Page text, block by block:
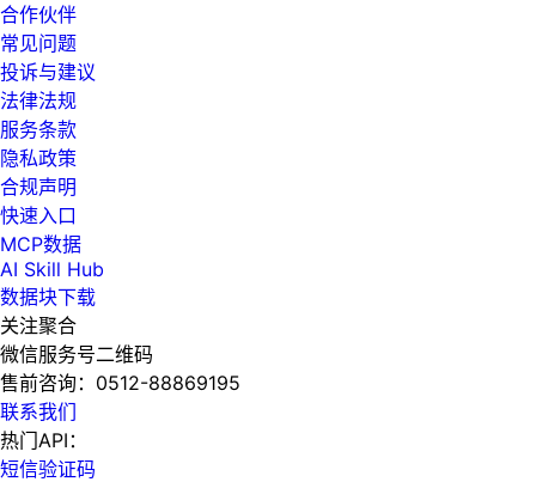
合作伙伴
常见问题
投诉与建议
法律法规
服务条款
隐私政策
合规声明
快速入口
MCP数据
AI Skill Hub
数据块下载
关注聚合
微信服务号二维码
售前咨询： 0512-88869195
联系我们
热门API：
短信验证码